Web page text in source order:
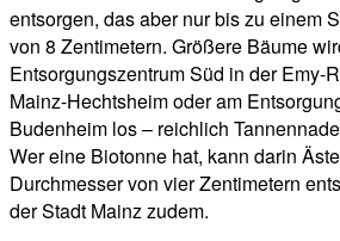
entsorgen, das aber nur bis zu einem
von 8 Zentimetern. Größere Bäume
Entsorgungszentrum Süd in der Emy-
Mainz-Hechtsheim oder am
Budenheim los – reichlich
Wer eine Biotonne hat, kann darin
Durchmesser von vier Zentimetern
der Stadt Mainz zudem.